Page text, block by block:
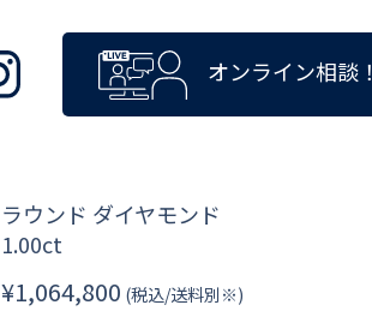
オンライン相談！
ラウンド ダイヤモンド
1.00ct
¥1,064,800 (税込/送料別※)